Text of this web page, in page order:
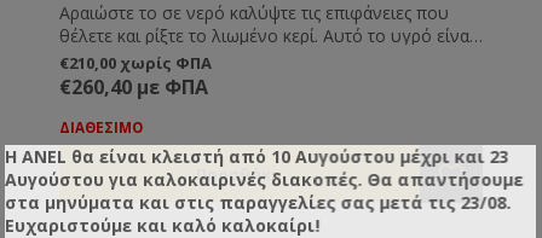
Αραιώστε το σε νερό καλύψτε τις επιφάνειες που
θέλετε και ρίξτε το λιωμένο κερί. Αυτό το υγρό είναι
καλύτερο από οτιδήποτε άλλο και κάνει αδύνατη την
πρόσφυση του κεριού πάνω στις επιφάνειες. Το
ενδεδειγμένο για τη χρήση με τα αυτόματα
κηρηθροποιεία.
€210,00 χωρίς ΦΠΑ
€260,40 με ΦΠΑ
ΔΙΑΘΕΣΙΜΟ
Η ANEL θα είναι κλειστή από 10 Αυγούστου μέχρι και 23
Αυγούστου για καλοκαιρινές διακοπές. Θα απαντήσουμε
στα μηνύματα και στις παραγγελίες σας μετά τις 23/08.
Ευχαριστούμε και καλό καλοκαίρι!